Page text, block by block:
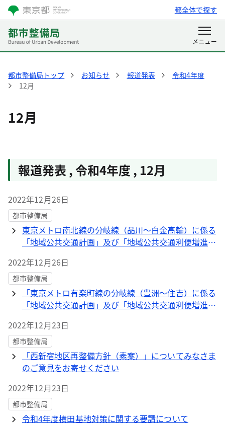
都全体で探す
都市整備局トップ お知らせ 報道発表
令和4年度
12月
12月
報道発表 ,令和4年度 , 12月
2022年12月26日
都市整備局
東京メトロ南北線の分岐線（品川～白金高輪）に係る
「地域公共交通計画」及び「地域公共交通利便増進実
2022年12月26日
都市整備局
「東京メトロ有楽町線の分岐線（豊洲～住吉）に係る
「地域公共交通計画」及び「地域公共交通利便増進実
2022年12月23日
都市整備局
「西新宿地区再整備方針（素案）」についてみなさま
のご意見をお寄せください
2022年12月23日
都市整備局
令和4年度横田基地対策に関する要請について